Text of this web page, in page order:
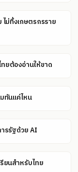
ม่ทิ้งเกษตรกรราย
ยต้องอ่านให้ขาด
ทันแค่ไหน
รรัฐด้วย AI
ยนสำหรับไทย